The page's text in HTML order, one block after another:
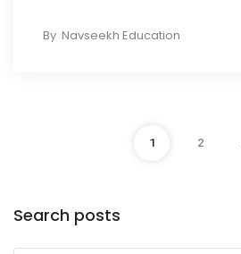
By Navseekh Education
1 2
Search posts